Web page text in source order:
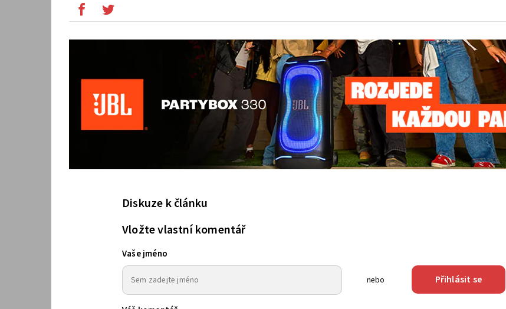
Diskuze k článku
Vložte vlastní komentář
Vaše jméno
nebo Přihlásit se